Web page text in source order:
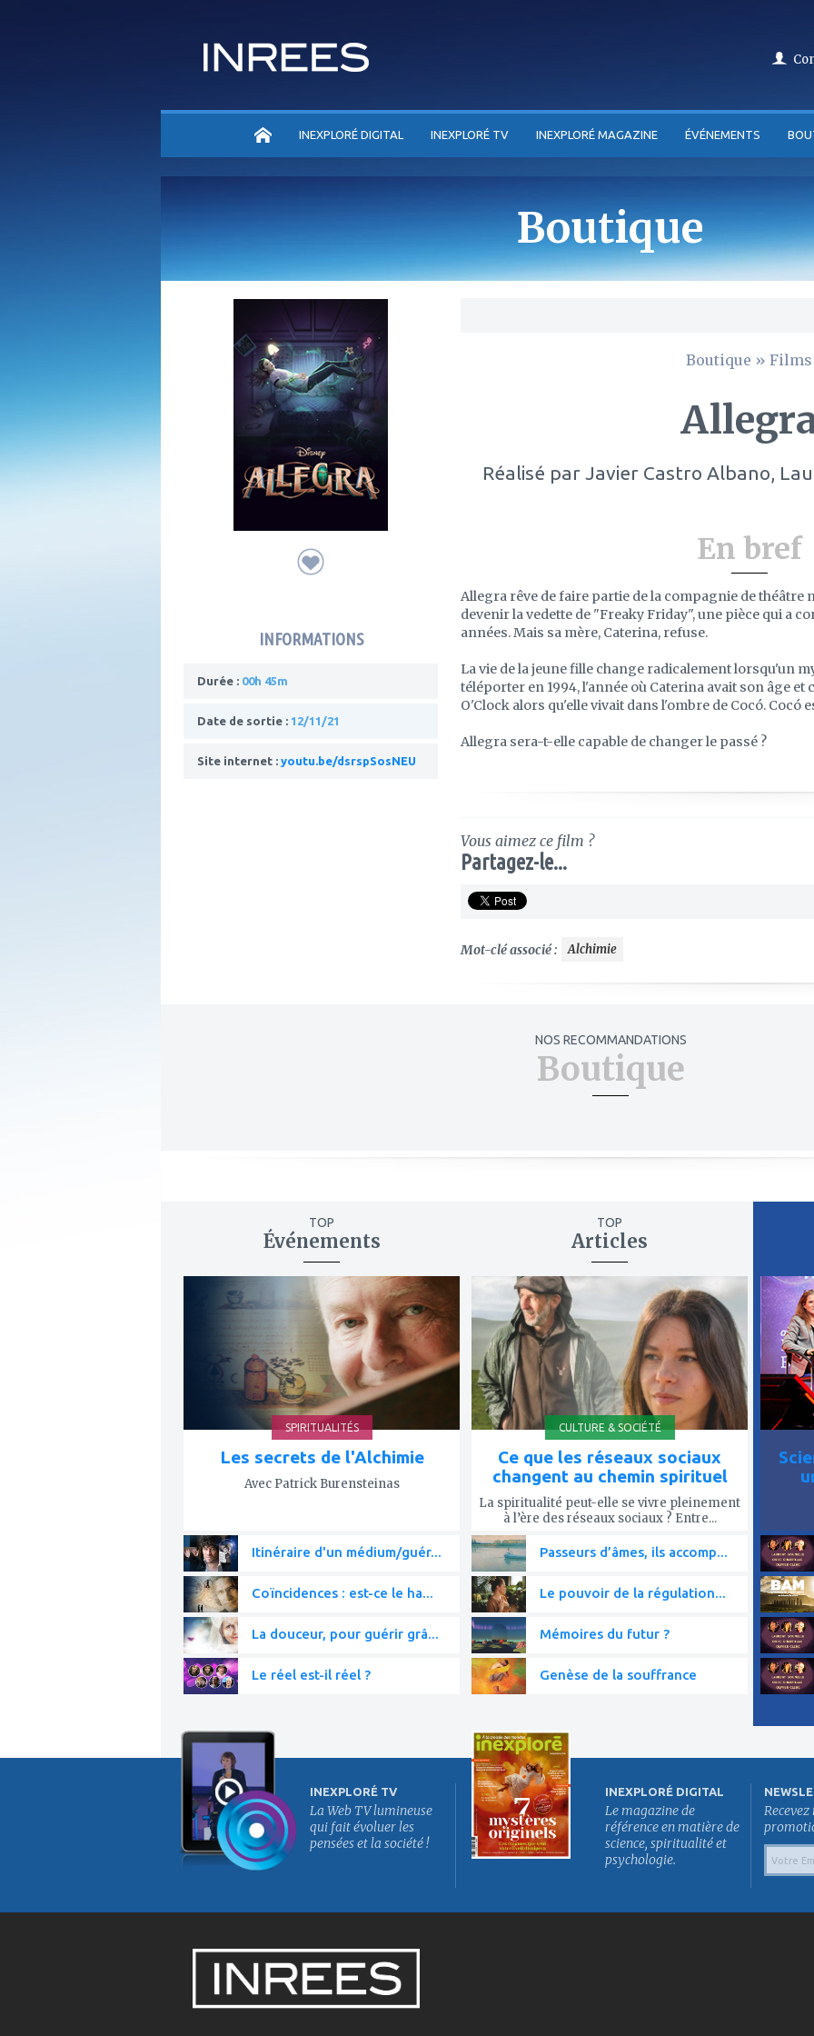
ACCUEILINEXPLORÉ DIGITAL INEXPLORÉ TV INEXPLORÉ MAGAZINE ÉVÉNEMENTS
Boutique
INFORMATIONS
Durée : 00h 45m
Date de sortie : 12/11/21
Site internet : youtu.be/dsrspSosNEU
Boutique » Films
Réalisé par Javier Castro Albano,
En bref
Allegra rêve de faire partie de la compagnie de théâtre
devenir la vedette de "Freaky Friday", une pièce qui a
années. Mais sa mère, Caterina, refuse.
La vie de la jeune fille change radicalement lorsqu'un
téléporter en 1994, l'année où Caterina avait son âge
O'Clock alors qu'elle vivait dans l'ombre de Cocó. Cocó
Allegra sera-t-elle capable de changer le passé ?
Vous aimez ce film ?
Partagez-le...
Mot-clé associé : Alchimie
NOS RECOMMANDATIONS
Boutique
TOP
Événements
mes
SPIRITUALITÉS
Les secrets de l'Alchimie
Avec Patrick Burensteinas
Itinéraire d'un médium/guér...
Coïncidences : est-ce le ha...
La douceur, pour guérir grâ...
Le réel est-il réel ?
TOP
Articles
mes
favoris
CULTURE & SOCIÉTÉ
Ce que les réseaux sociaux
changent au chemin spirituel
La spiritualité peut-elle se vivre pleinement
à l’ère des réseaux sociaux ? Entre...
Passeurs d’âmes, ils accomp...
Le pouvoir de la régulation...
Mémoires du futur ?
Genèse de la souffrance
à
mes
INEXPLORÉ TV
La Web TV lumineuse
qui fait évoluer les
pensées et la société !
INEXPLORÉ DIGITAL
Le magazine de
référence en matière de
science, spiritualité et
psychologie.